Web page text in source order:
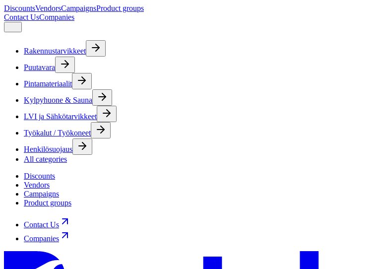
DiscountsVendorsCampaignsProduct groups
Contact UsCompanies
Rakennustarvikkeet
Puutavara
Pintamateriaalit
Kylpyhuone & Sauna
LVI ja Sähkötarvikkeet
Työkalut / Työkoneet
Henkilösuojaus
All categories
Discounts
Vendors
Campaigns
Product groups
Contact Us
Companies